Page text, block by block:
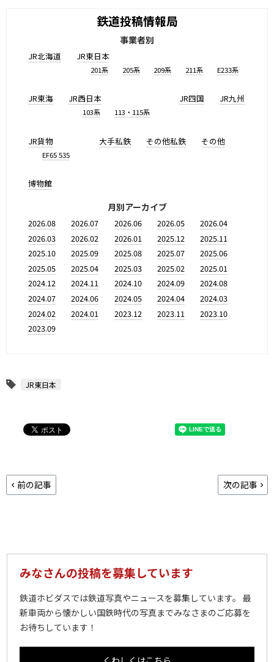
鉄道投稿情報局
事業者別
JR北海道 JR東日本
201系 205系 209系 211系 E233系
JR東海 JR西日本
103系 113・115系
JR四国 JR九州
JR貨物
EF65 535
大手私鉄 その他私鉄 その他
博物館
月別アーカイブ
2026.08 2026.07 2026.06 2026.05
2026.04
2026.03
2026.02 2026.01 2025.12
2025.11
2025.10
2025.09 2025.08 2025.07
2025.06
2025.05
2025.04 2025.03 2025.02
2025.01
2024.12
2024.11 2024.10 2024.09
2024.08
2024.07
2024.06 2024.05 2024.04
2024.03
2024.02
2024.01 2023.12 2023.11
2023.10
2023.09
JR東日本
前の記事 次の記事
みなさんの投稿を募集しています
鉄道ホビダスでは鉄道写真やニュースを募集しています。 最
新車両から懐かしい国鉄時代の写真までみなさまのご応募を
お待ちしています！